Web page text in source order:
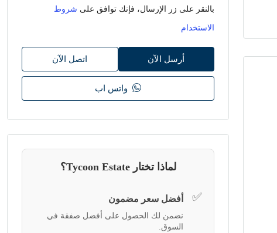
بالنقر على زر الإرسال، فإنك توافق على شروط
الاستخدام
أرسل الآن اتصل الآن
واتس اب
لماذا تختار Tycoon Estate؟
✅ أفضل سعر مضمون
نضمن لك الحصول على أفضل صفقة في
السوق.